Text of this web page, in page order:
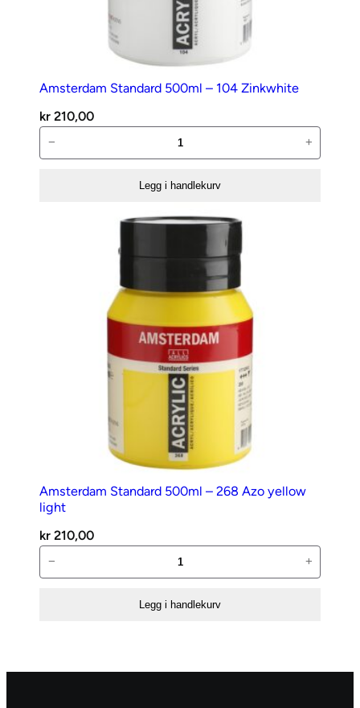
Amsterdam Standard 500ml – 104 Zinkwhite
kr 210,00
Standard
− +
Legg i handlekurv
Amsterdam Standard 500ml – 268 Azo yellow
light
kr 210,00
Standard
yellow
− +
Legg i handlekurv